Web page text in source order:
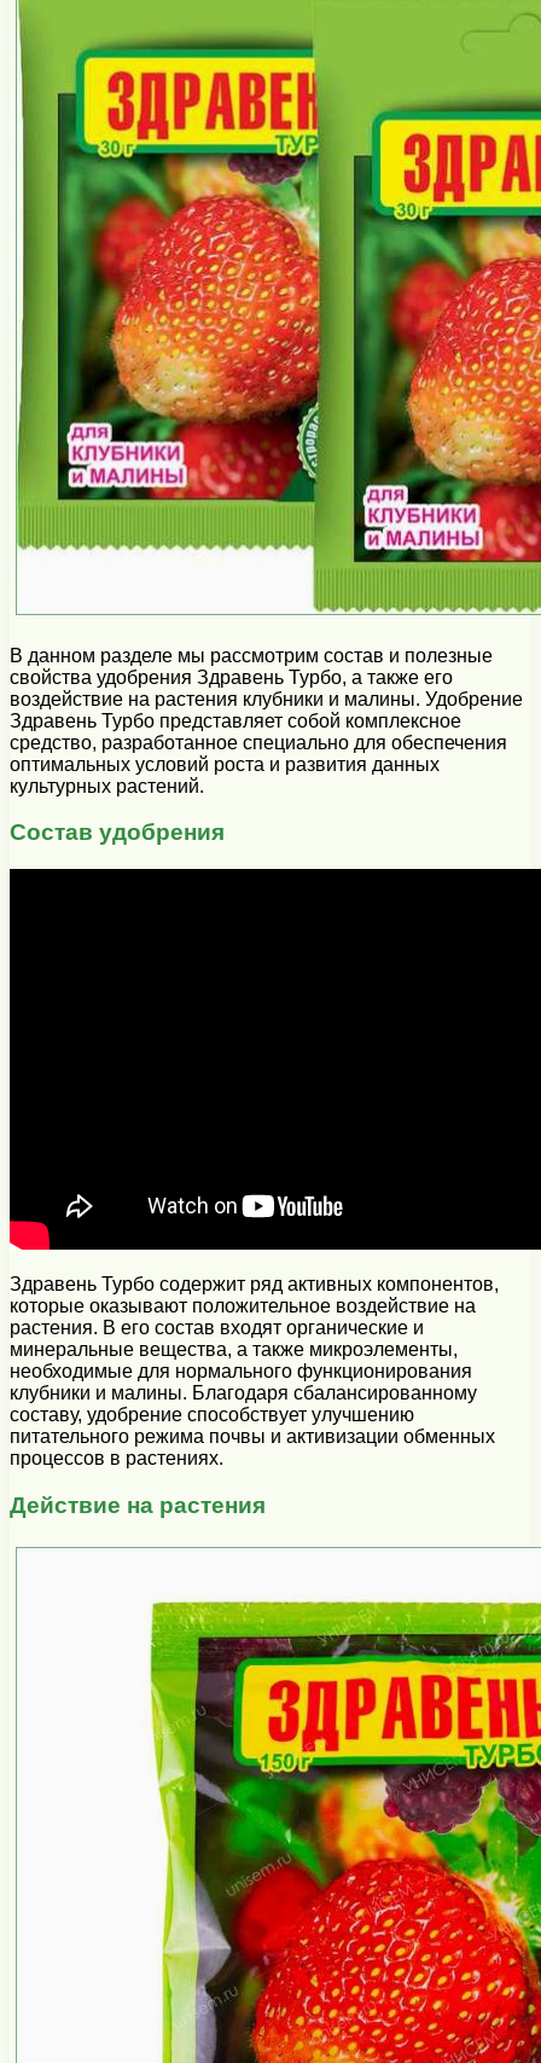
В данном разделе мы рассмотрим состав и полезные
свойства удобрения Здравень Турбо, а также его
воздействие на растения клубники и малины. Удобрение
Здравень Турбо представляет собой комплексное
средство, разработанное специально для обеспечения
оптимальных условий роста и развития данных
культурных растений.
Состав удобрения
Здравень Турбо содержит ряд активных компонентов,
которые оказывают положительное воздействие на
растения. В его состав входят органические и
минеральные вещества, а также микроэлементы,
необходимые для нормального функционирования
клубники и малины. Благодаря сбалансированному
составу, удобрение способствует улучшению
питательного режима почвы и активизации обменных
процессов в растениях.
Действие на растения